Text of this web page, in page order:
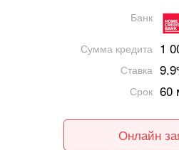
Банк
Сумма кредита 1
Ставка
Срок 60
Онлайн